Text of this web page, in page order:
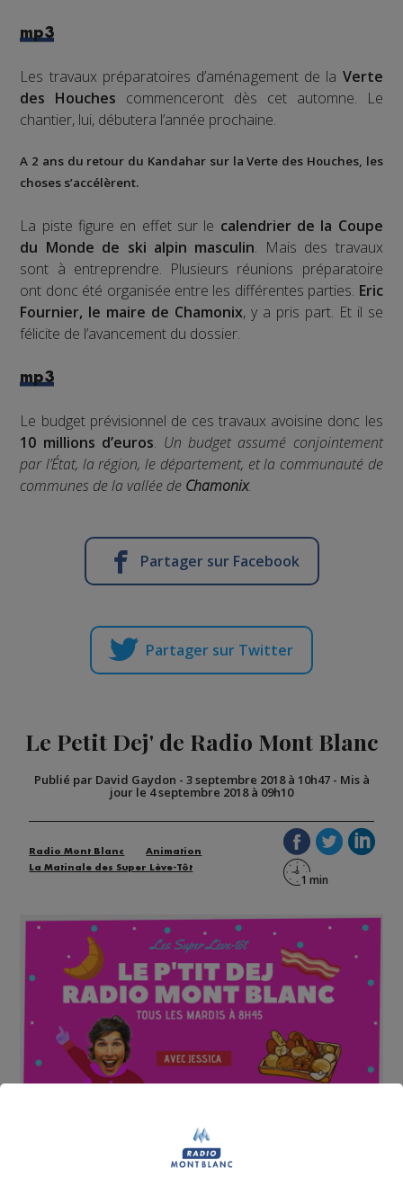
mp3
Les travaux préparatoires d’aménagement de la Verte
des Houches commenceront dès cet automne. Le
chantier, lui, débutera l’année prochaine.
A 2 ans du retour du Kandahar sur la Verte des Houches, les
choses s’accélèrent.
La piste figure en effet sur le calendrier de la Coupe
du Monde de ski alpin masculin. Mais des travaux
sont à entreprendre. Plusieurs réunions préparatoire
ont donc été organisée entre les différentes parties. Eric
Fournier, le maire de Chamonix, y a pris part. Et il se
félicite de l’avancement du dossier.
mp3
Le budget prévisionnel de ces travaux avoisine donc les
10 millions d’euros. Un budget assumé conjointement
par l’État, la région, le département, et la communauté de
communes de la vallée de Chamonix.
Partager sur Facebook
Partager sur Twitter
Le Petit Dej' de Radio Mont Blanc
Publié par David Gaydon - 3 septembre 2018 à 10h47- Mis à
jour le 4 septembre 2018 à 09h10
Radio Mont Blanc
Animation
La Matinale des Super Lève-Tôt
Tous les mardis matins, à 8h45 dans